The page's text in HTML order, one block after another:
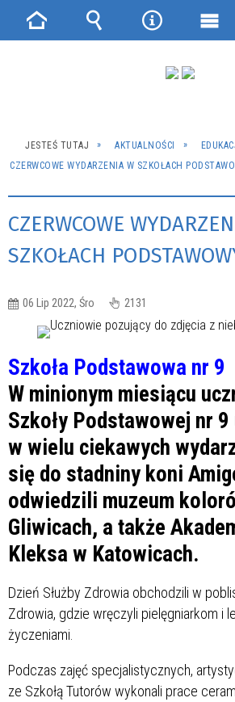
JESTEŚ TUTAJ AKTUALNOŚCI
CZERWCOWE WYDARZENIA W SZKOŁACH
CZERWCOWE
SZKOŁACH
06 Lip 2022, Śro 2131
Szkoła Podstawowa nr 9
W minionym miesiącu
Szkoły Podstawowej nr
w wielu ciekawych
się do stadniny koni
odwiedzili muzeum
Gliwicach, a także
Kleksa w Katowicach.
Dzień Służby Zdrowia obchodzili w
Zdrowia, gdzie wręczyli pielęgniarkom i
życzeniami.
Podczas zajęć specjalistycznych,
ze Szkołą Tutorów wykonali prace
Strona Wyszukiwarka
Narzędzia